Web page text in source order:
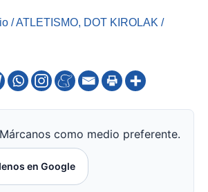
/ATLETISMO, DOT KIROLAK /
Márcanos como medio preferente.
en Google